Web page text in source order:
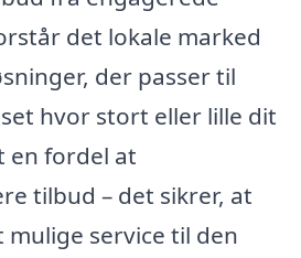
det lokale marked
der passer til
hvor stort eller lille dit
en fordel at
tilbud – det sikrer, at
service til den